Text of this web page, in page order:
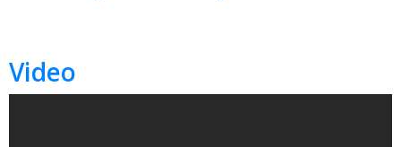
Video